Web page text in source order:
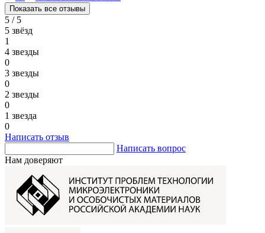
Показать все отзывы
5 / 5
5 звёзд
1
4 звезды
0
3 звезды
0
2 звезды
0
1 звезда
0
Написать отзыв
Написать вопрос
Нам доверяют